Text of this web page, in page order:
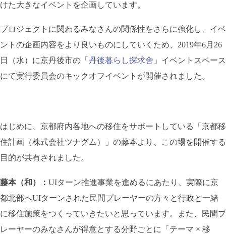
けた大きなイベントを企画しています。
プロジェクトに関わるみなさんの関係性をさらに強化し、イベ
ントの企画内容をより良いものにしていくため、2019年6月26
日（水）に京丹後市の「 丹後暮らし探求舎 」イベントスペース
にて実行委員会のキックオフイベントが開催されました。
はじめに、京都府内各地への移住をサポートしている「京都移
住計画（株式会社ツナグム）」の藤本より、この場を開催する
目的が共有されました。
藤本（和）： UIターン推進事業を進めるにあたり、実際に京
都北部へUIターンされた民間プレーヤーの方々と行政と一緒
に移住施策をつくっていきたいと思っています。また、民間プ
レーヤーのみなさんが得意とする分野ごとに「テーマ × 移